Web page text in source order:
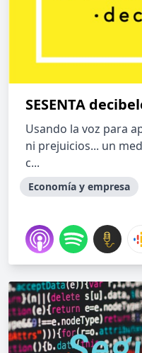
SESENTA
Usando la voz para
ni prejuicios... un
c...
Economía y empresa